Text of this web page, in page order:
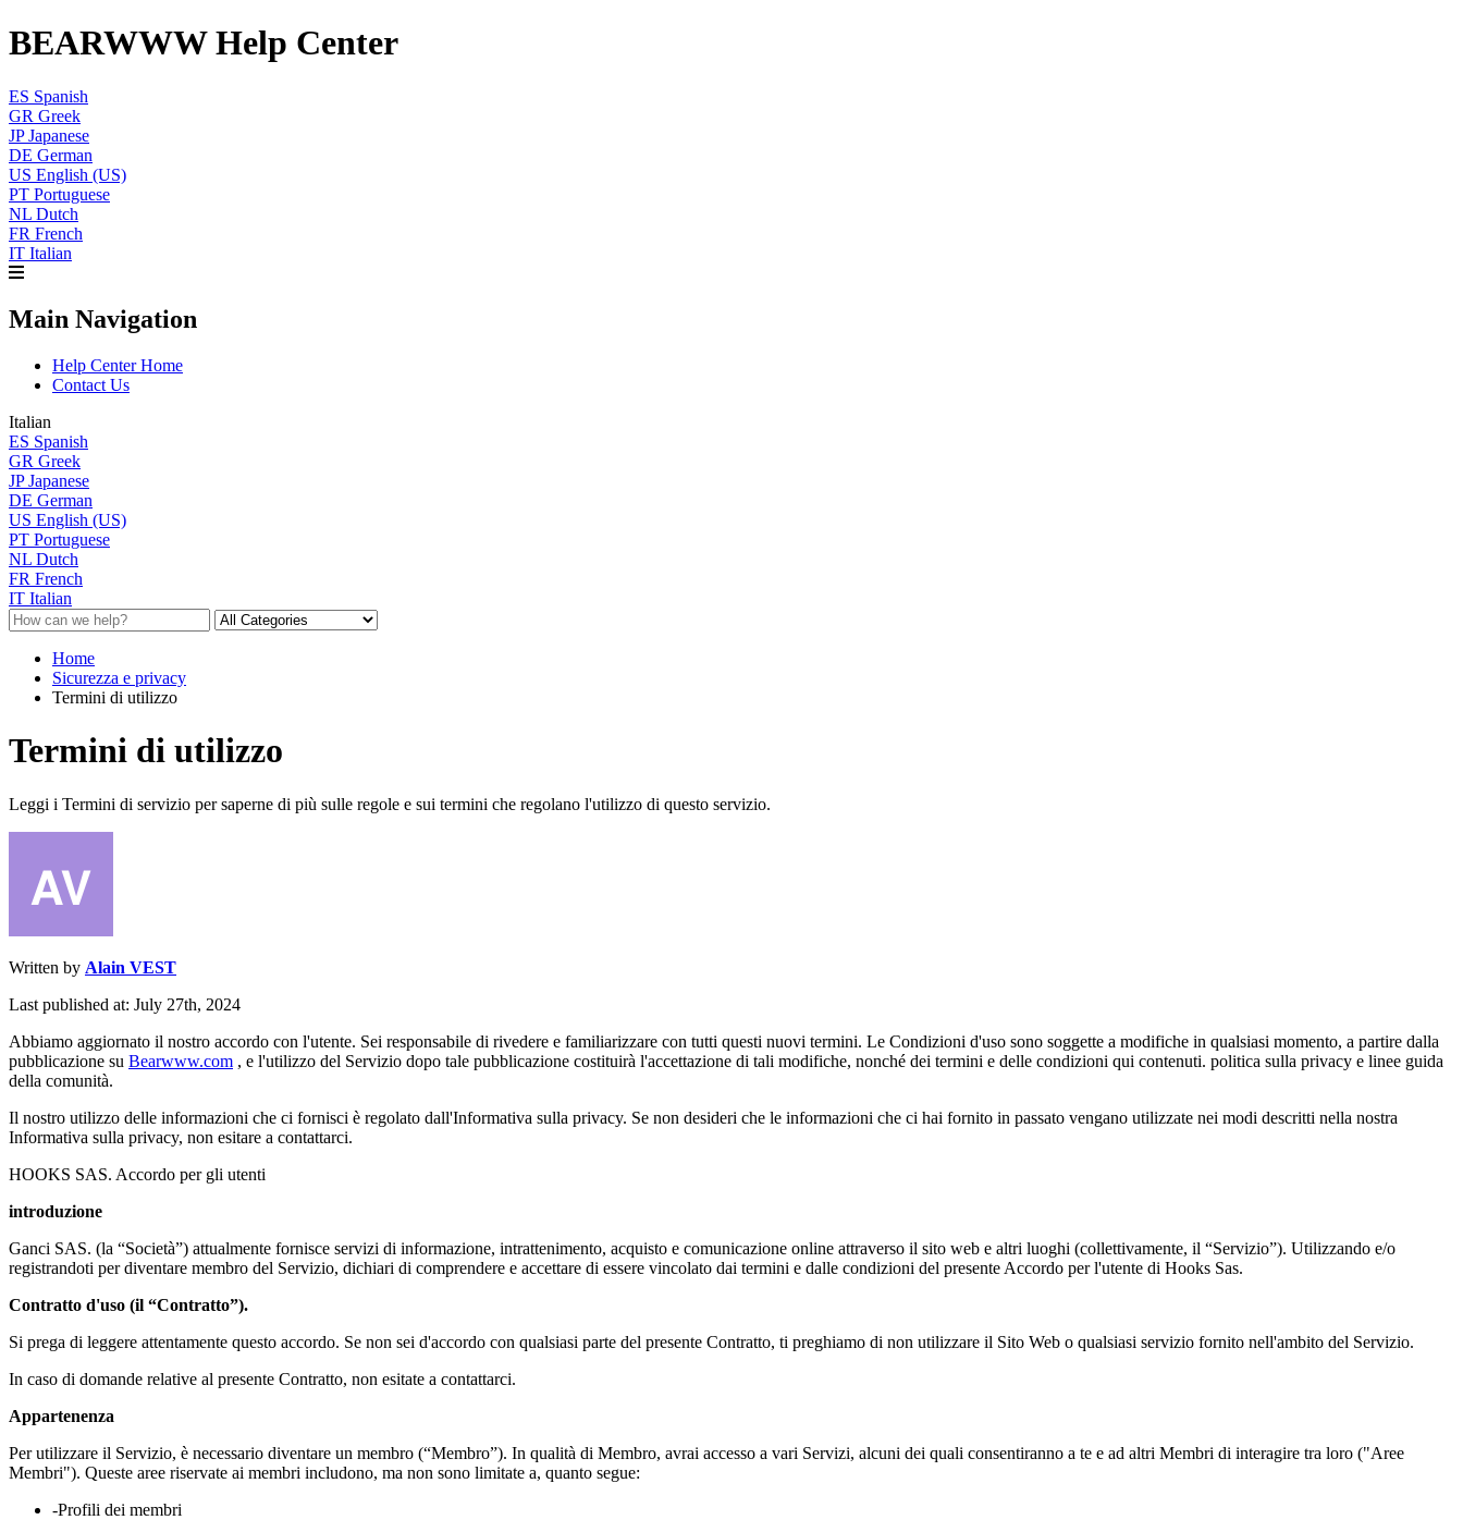
BEARWWW Help Center
ES Spanish
GR Greek
JP Japanese
DE German
US English (US)
PT Portuguese
NL Dutch
FR French
IT Italian
Main Navigation
Help Center Home
Contact Us
Italian
ES Spanish
GR Greek
JP Japanese
DE German
US English (US)
PT Portuguese
NL Dutch
FR French
IT Italian
Home
Sicurezza e privacy
Termini di utilizzo
Termini di utilizzo
Leggi i Termini di servizio per saperne di più sulle regole e sui termini che regolano l'utilizzo di questo servizio.
Written by Alain VEST
Last published at: July 27th, 2024
Abbiamo aggiornato il nostro accordo con l'utente. Sei responsabile di rivedere e familiarizzare con tutti questi nuovi termini. Le Condizioni d'uso sono soggette a modifiche in qualsiasi momento, a partire dalla
pubblicazione su Bearwww.com , e l'utilizzo del Servizio dopo tale pubblicazione costituirà l'accettazione di tali modifiche, nonché dei termini e delle condizioni qui contenuti. politica sulla privacy e linee guida
della comunità.
Il nostro utilizzo delle informazioni che ci fornisci è regolato dall'Informativa sulla privacy. Se non desideri che le informazioni che ci hai fornito in passato vengano utilizzate nei modi descritti nella nostra
Informativa sulla privacy, non esitare a contattarci.
HOOKS SAS. Accordo per gli utenti
introduzione
Ganci SAS. (la “Società”) attualmente fornisce servizi di informazione, intrattenimento, acquisto e comunicazione online attraverso il sito web e altri luoghi (collettivamente, il “Servizio”). Utilizzando e/o
registrandoti per diventare membro del Servizio, dichiari di comprendere e accettare di essere vincolato dai termini e dalle condizioni del presente Accordo per l'utente di Hooks Sas.
Contratto d'uso (il “Contratto”).
Si prega di leggere attentamente questo accordo. Se non sei d'accordo con qualsiasi parte del presente Contratto, ti preghiamo di non utilizzare il Sito Web o qualsiasi servizio fornito nell'ambito del Servizio.
In caso di domande relative al presente Contratto, non esitate a contattarci.
Appartenenza
Per utilizzare il Servizio, è necessario diventare un membro (“Membro”). In qualità di Membro, avrai accesso a vari Servizi, alcuni dei quali consentiranno a te e ad altri Membri di interagire tra loro ("Aree
Membri"). Queste aree riservate ai membri includono, ma non sono limitate a, quanto segue:
-Profili dei membri